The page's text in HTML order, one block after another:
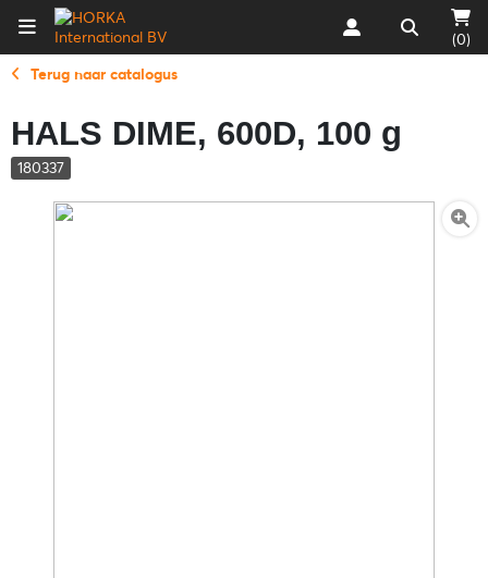
(0)
Terug naar catalogus
HALS DIME, 600D, 100 g
180337